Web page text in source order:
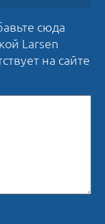
сюда
Larsen
на сайте